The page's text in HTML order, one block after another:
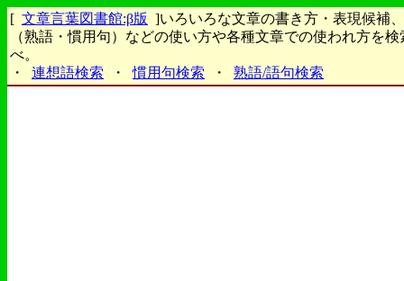
[ 文章言葉図書館:β版 ]いろいろな文章の書き方・表現候補
（熟語・慣用句）などの使い方や各種文章での使われ方を検
べ。
・
連想語検索 ・ 慣用句検索 ・ 熟語/語句検索